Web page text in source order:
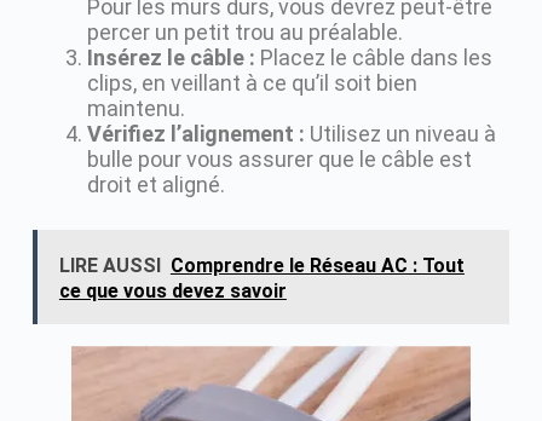
Pour les murs durs, vous devrez peut-être
percer un petit trou au préalable.
Insérez le câble : Placez le câble dans les
clips, en veillant à ce qu’il soit bien
maintenu.
Vérifiez l’alignement : Utilisez un niveau à
bulle pour vous assurer que le câble est
droit et aligné.
LIRE AUSSI
Comprendre le Réseau AC : Tout
ce que vous devez savoir